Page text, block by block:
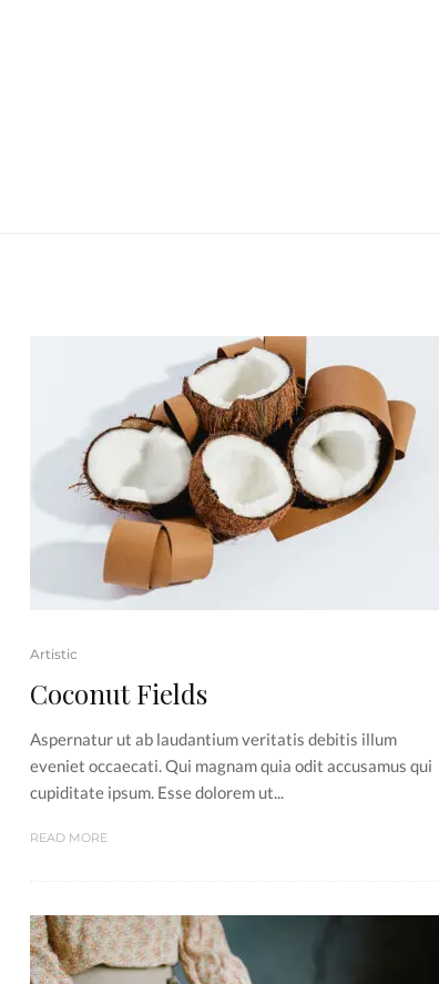
Artistic
Coconut Fields
Aspernatur ut ab laudantium veritatis debitis illum
eveniet occaecati. Qui magnam quia odit accusamus qui
cupiditate ipsum. Esse dolorem ut...
READ MORE